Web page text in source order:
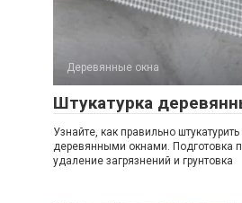
Деревянные окна
Штукатурка
Узнайте, как правильно
деревянными окнами. Подготовка
удаление загрязнений и грунтовка